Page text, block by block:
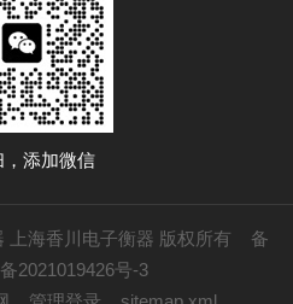
，添加微信
上海香川电子衡器 版权所有 备
2021019426号-3